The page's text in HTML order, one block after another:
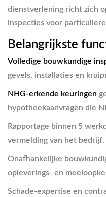
dienstverlening richt zich
inspecties voor
Belangrijkste
Volledige bouwkundige
gevels, installaties en
NHG-erkende keuringen
hypotheekaanvragen die
Rapportage binnen 5
vermelding van het bedrijf.
Onafhankelijke
opleverings- en
Schade-expertise en